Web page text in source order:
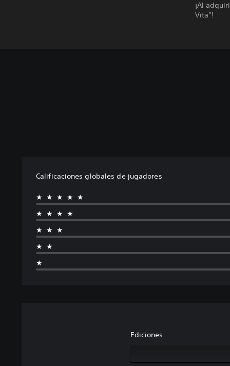
¡Al
Vita”!
Calificaciones globales de jugadores
★★★★★
★★★★
★★★
★★
★
Ediciones